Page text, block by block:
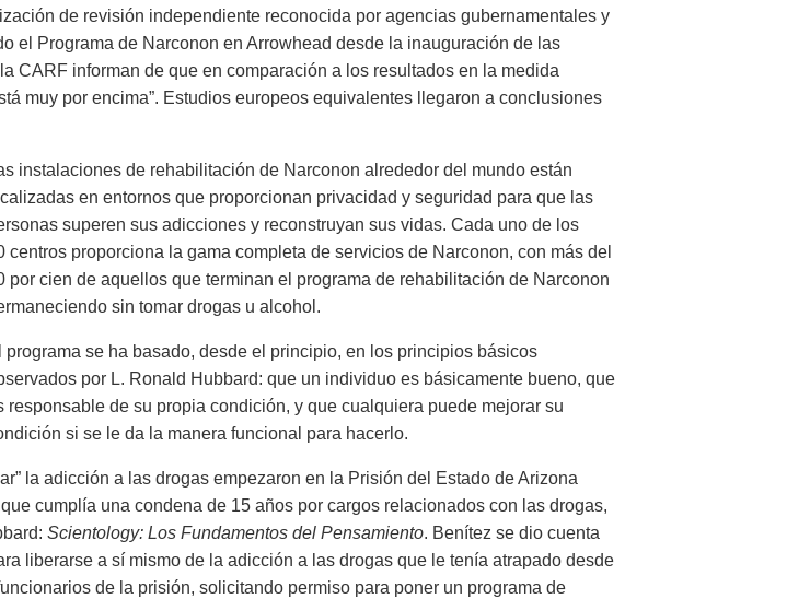
de revisión independiente reconocida por agencias gubernamentales y
el Programa de Narconon en Arrowhead desde la inauguración de las
CARF informan de que en comparación a los resultados en la medida
muy por encima”. Estudios europeos equivalentes llegaron a conclusiones
instalaciones de rehabilitación de Narconon alrededor del mundo están
en entornos que proporcionan privacidad y seguridad para que las
superen sus adicciones y reconstruyan sus vidas. Cada uno de los
centros proporciona la gama completa de servicios de Narconon, con más del
por cien de aquellos que terminan el programa de rehabilitación de Narconon
sin tomar drogas u alcohol.
programa se ha basado, desde el principio, en los principios básicos
por L. Ronald Hubbard: que un individuo es básicamente bueno, que
responsable de su propia condición, y que cualquiera puede mejorar su
si se le da la manera funcional para hacerlo.
la adicción a las drogas empezaron en la Prisión del Estado de Arizona
cumplía una condena de 15 años por cargos relacionados con las drogas,
Scientology: Los Fundamentos del Pensamiento. Benítez se dio cuenta
liberarse a sí mismo de la adicción a las drogas que le tenía atrapado desde
de la prisión, solicitando permiso para poner un programa de